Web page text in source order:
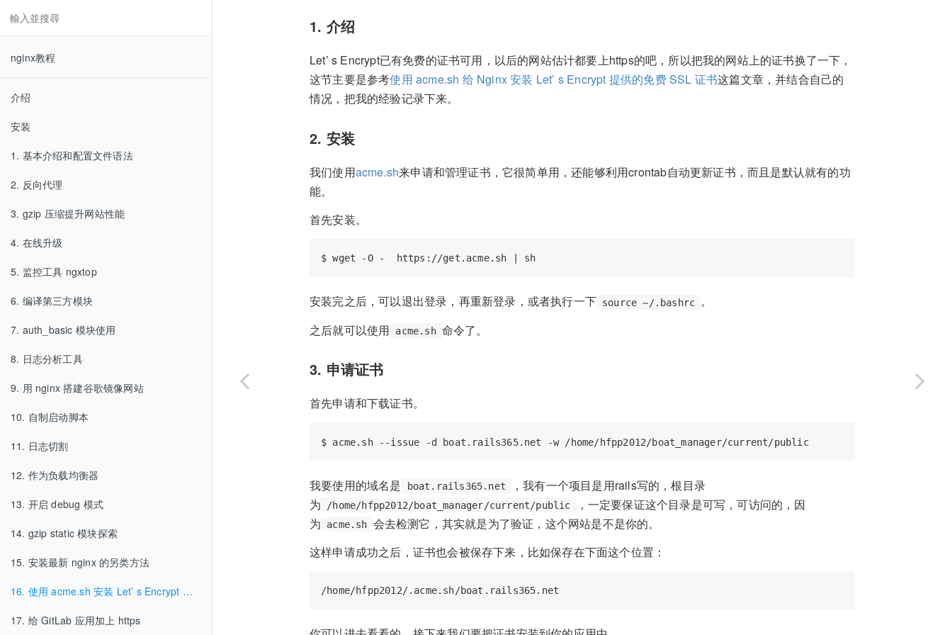
nginx教程
介绍
安装
1. 基本介绍和配置文件语法
2. 反向代理
3. gzip 压缩提升网站性能
4. 在线升级
5. 监控工具 ngxtop
6. 编译第三方模块
7. auth_basic 模块使用
8. 日志分析工具
9. 用 nginx 搭建谷歌镜像网站
10. 自制启动脚本
11. 日志切割
12. 作为负载均衡器
13. 开启 debug 模式
14. gzip static 模块探索
15. 安装最新 nginx 的另类方法
16. 使用 acme.sh 安装 Let’ s Encrypt 提供的免费 SSL 证书
17. 给 GitLab 应用加上 https
1. 介绍
Let’ s Encrypt已有免费的证书可用，以后的网站估计都要上https的吧，所以把我的网站上的证书换了一下，
这节主要是参考使用 acme.sh 给 Nginx 安装 Let’ s Encrypt 提供的免费 SSL 证书这篇文章，并结合自己的
情况，把我的经验记录下来。
2. 安装
我们使用acme.sh来申请和管理证书，它很简单用，还能够利用crontab自动更新证书，而且是默认就有的功
能。
首先安装。
安装完之后，可以退出登录，再重新登录，或者执行一下 source ~/.bashrc 。
之后就可以使用
acme.sh 命令了。
3. 申请证书
首先申请和下载证书。
$ acme.sh --issue -d boat.rails365.net -w /home/hfpp2012/boat_manager/current/public
我要使用的域名是 boat.rails365.net
，我有一个项目是用rails写的，根目录
为
/home/hfpp2012/boat_manager/current/public
，一定要保证这个目录是可写，可访问的，因
为
acme.sh 会去检测它，其实就是为了验证，这个网站是不是你的。
这样申请成功之后，证书也会被保存下来，比如保存在下面这个位置：